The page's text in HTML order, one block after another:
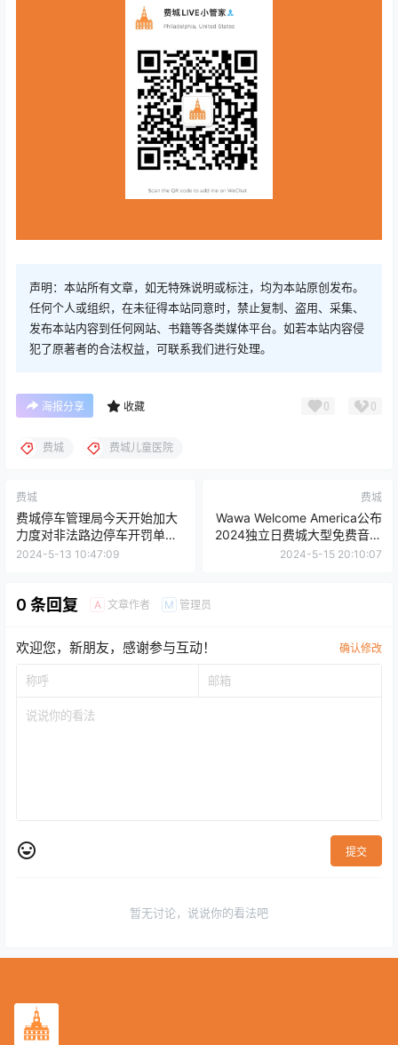
声明：本站所有文章，如无特殊说明或标注，均为本站原创发布。
任何个人或组织，在未征得本站同意时，禁止复制、盗用、采集、
发布本站内容到任何网站、书籍等各类媒体平台。如若本站内容侵
犯了原著者的合法权益，可联系我们进行处理。
海报分享 收藏 0 0
费城 费城儿童医院
费城
费城停车管理局今天开始加大
力度对非法路边停车开罚单，
罚款51美元至76美元不等
2024-5-13 10:47:09
费城
Wawa Welcome America公布
2024独立日费城大型免费音乐
会的的主唱嘉宾
2024-5-15 20:10:07
0 条回复 A 文章作者 M 管理员
欢迎您，新朋友，感谢参与互动！ 确认修改
提交
暂无讨论，说说你的看法吧